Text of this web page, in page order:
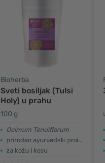
Bioherba
Sveti bosiljak (Tulsi
Holy) u prahu
100 g
Ocimum Tenuiflorum
prirodan ayurvedski proizvod
za kožu i kosu